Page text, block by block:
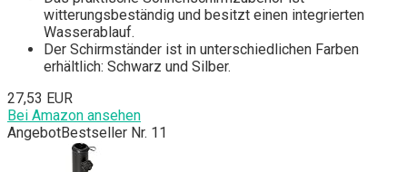
witterungsbeständig und besitzt einen integrierten
Wasserablauf.
Der Schirmständer ist in unterschiedlichen Farben
erhältlich: Schwarz und Silber.
27,53 EUR
Bei Amazon ansehen
AngebotBestseller Nr. 11